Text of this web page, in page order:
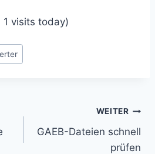
visits today)
WEITER
GAEB-Dateien schnell
prüfen